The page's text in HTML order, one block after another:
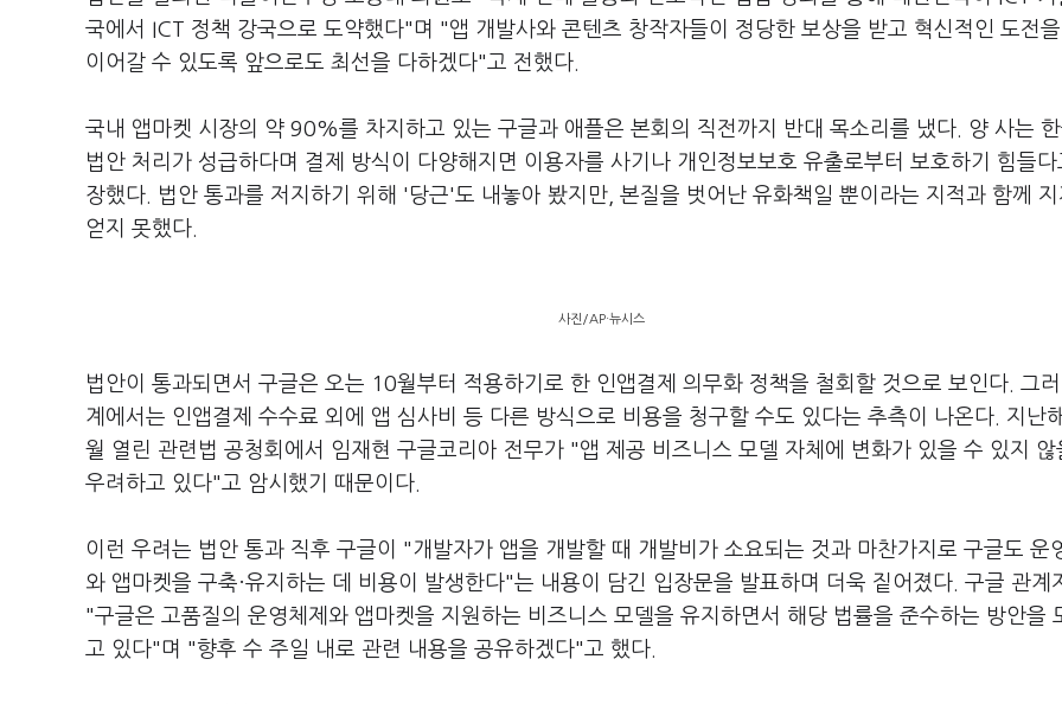
국에서 ICT 정책 강국으로 도약했다"며 "앱 개발사와 콘텐츠 창작자들이 정당한 보상을 받고 혁신적인 도전
이어갈 수 있도록 앞으로도 최선을 다하겠다"고 전했다.
국내 앱마켓 시장의 약 90%를 차지하고 있는 구글과 애플은 본회의 직전까지 반대 목소리를 냈다. 양 사는
법안 처리가 성급하다며 결제 방식이 다양해지면 이용자를 사기나 개인정보보호 유출로부터 보호하기 힘들다
장했다. 법안 통과를 저지하기 위해 '당근'도 내놓아 봤지만, 본질을 벗어난 유화책일 뿐이라는 지적과 함께
얻지 못했다.
사진/AP·뉴시스
법안이 통과되면서 구글은 오는 10월부터 적용하기로 한 인앱결제 의무화 정책을 철회할 것으로 보인다. 그
계에서는 인앱결제 수수료 외에 앱 심사비 등 다른 방식으로 비용을 청구할 수도 있다는 추측이 나온다. 지난
월 열린 관련법 공청회에서 임재현 구글코리아 전무가 "앱 제공 비즈니스 모델 자체에 변화가 있을 수 있지 않
우려하고 있다"고 암시했기 때문이다.
이런 우려는 법안 통과 직후 구글이 "개발자가 앱을 개발할 때 개발비가 소요되는 것과 마찬가지로 구글도 운
와 앱마켓을 구축·유지하는 데 비용이 발생한다"는 내용이 담긴 입장문을 발표하며 더욱 짙어졌다. 구글 관계
"구글은 고품질의 운영체제와 앱마켓을 지원하는 비즈니스 모델을 유지하면서 해당 법률을 준수하는 방안을
고 있다"며 "향후 수 주일 내로 관련 내용을 공유하겠다"고 했다.